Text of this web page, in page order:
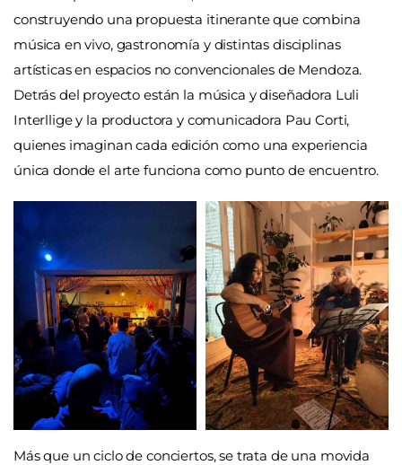
construyendo una propuesta itinerante que combina
música en vivo, gastronomía y distintas disciplinas
artísticas en espacios no convencionales de Mendoza.
Detrás del proyecto están la música y diseñadora Luli
Interllige y la productora y comunicadora Pau Corti,
quienes imaginan cada edición como una experiencia
única donde el arte funciona como punto de encuentro.
Más que un ciclo de conciertos, se trata de una movida